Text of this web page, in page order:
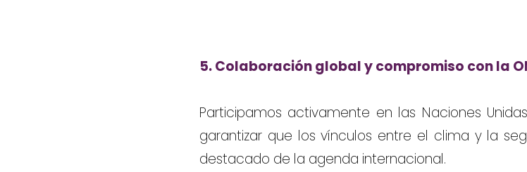
5. Colaboración global y compromiso con la
Participamos activamente en las Naciones
garantizar que los vínculos entre el clima y la
destacado de la agenda internacional.